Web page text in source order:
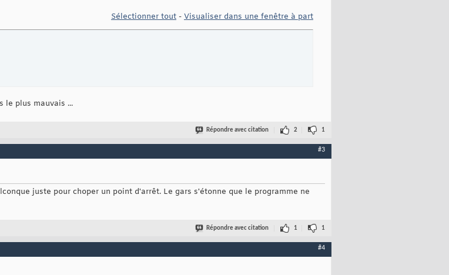
Sélectionner tout - Visualiser dans une fenêtre à part
le plus mauvais ...
Répondre avec citation 2 1
#3
juste pour choper un point d'arrêt. Le gars s'étonne que le programme ne
Répondre avec citation 1 1
#4